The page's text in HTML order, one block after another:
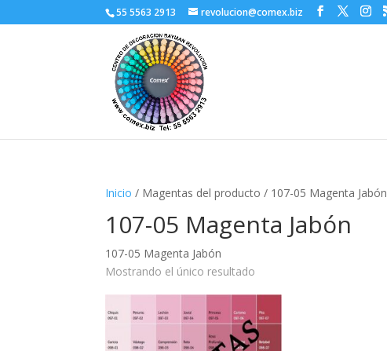
55 5563 2913 revolucion@comex.biz
Inicio / Magentas del producto / 107-05 Magenta Jabón
107-05 Magenta Jabón
107-05 Magenta Jabón
Mostrando el único resultado